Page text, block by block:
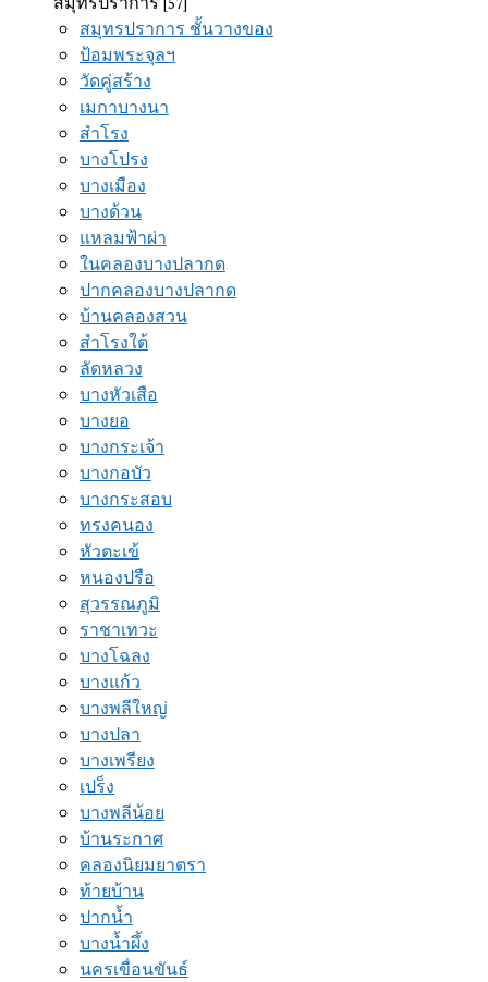
สมุทรปราการ ชั้นวางของ
ป้อมพระจุลฯ
วัดคู่สร้าง
เมกาบางนา
สำโรง
บางโปรง
บางเมือง
บางด้วน
แหลมฟ้าผ่า
ในคลองบางปลากด
ปากคลองบางปลากด
บ้านคลองสวน
สำโรงใต้
ลัดหลวง
บางหัวเสือ
บางยอ
บางกระเจ้า
บางกอบัว
บางกระสอบ
ทรงคนอง
หัวตะเข้
หนองปรือ
สุวรรณภูมิ
ราชาเทวะ
บางโฉลง
บางแก้ว
บางพลีใหญ่
บางปลา
บางเพรียง
เปร็ง
บางพลีน้อย
บ้านระกาศ
คลองนิยมยาตรา
ท้ายบ้าน
ปากน้ำ
บางน้ำผึ้ง
นครเขื่อนขันธ์